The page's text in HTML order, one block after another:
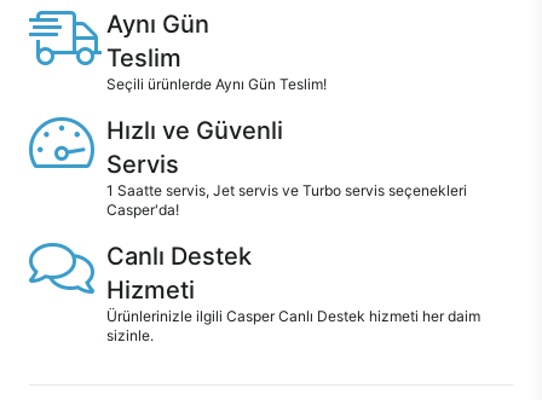
Aynı Gün
Teslim
Seçili ürünlerde Aynı Gün Teslim!
Hızlı ve Güvenli
Servis
1 Saatte servis, Jet servis ve Turbo servis seçenekleri
Casper'da!
Canlı Destek
Hizmeti
Ürünlerinizle ilgili Casper Canlı Destek hizmeti her daim
sizinle.